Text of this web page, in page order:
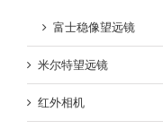
富士稳像望远镜
米尔特望远镜
红外相机